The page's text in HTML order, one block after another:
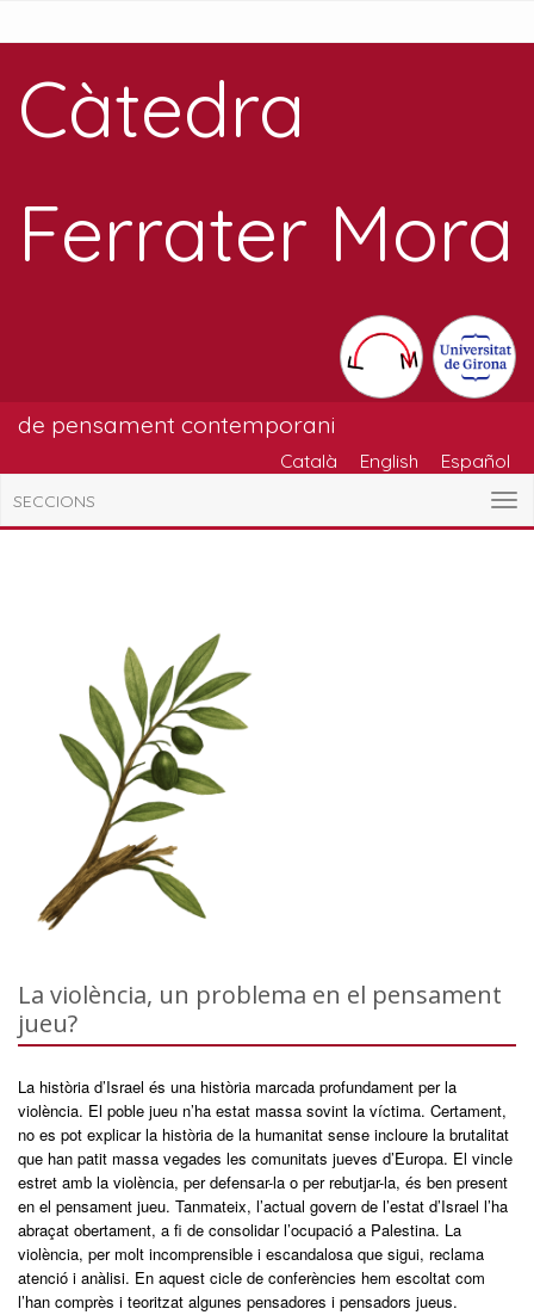
Càtedra
Ferrater Mora
de pensament contemporani
Català English Español
SECCIONS
La violència, un problema en el pensament
jueu?
La història d’Israel és una història marcada profundament per la
violència. El poble jueu n’ha estat massa sovint la víctima. Certament,
no es pot explicar la història de la humanitat sense incloure la brutalitat
que han patit massa vegades les comunitats jueves d’Europa. El vincle
estret amb la violència, per defensar-la o per rebutjar-la, és ben present
en el pensament jueu. Tanmateix, l’actual govern de l’estat d’Israel l’ha
abraçat obertament, a fi de consolidar l’ocupació a Palestina. La
violència, per molt incomprensible i escandalosa que sigui, reclama
atenció i anàlisi. En aquest cicle de conferències hem escoltat com
l’han comprès i teoritzat algunes pensadores i pensadors jueus.